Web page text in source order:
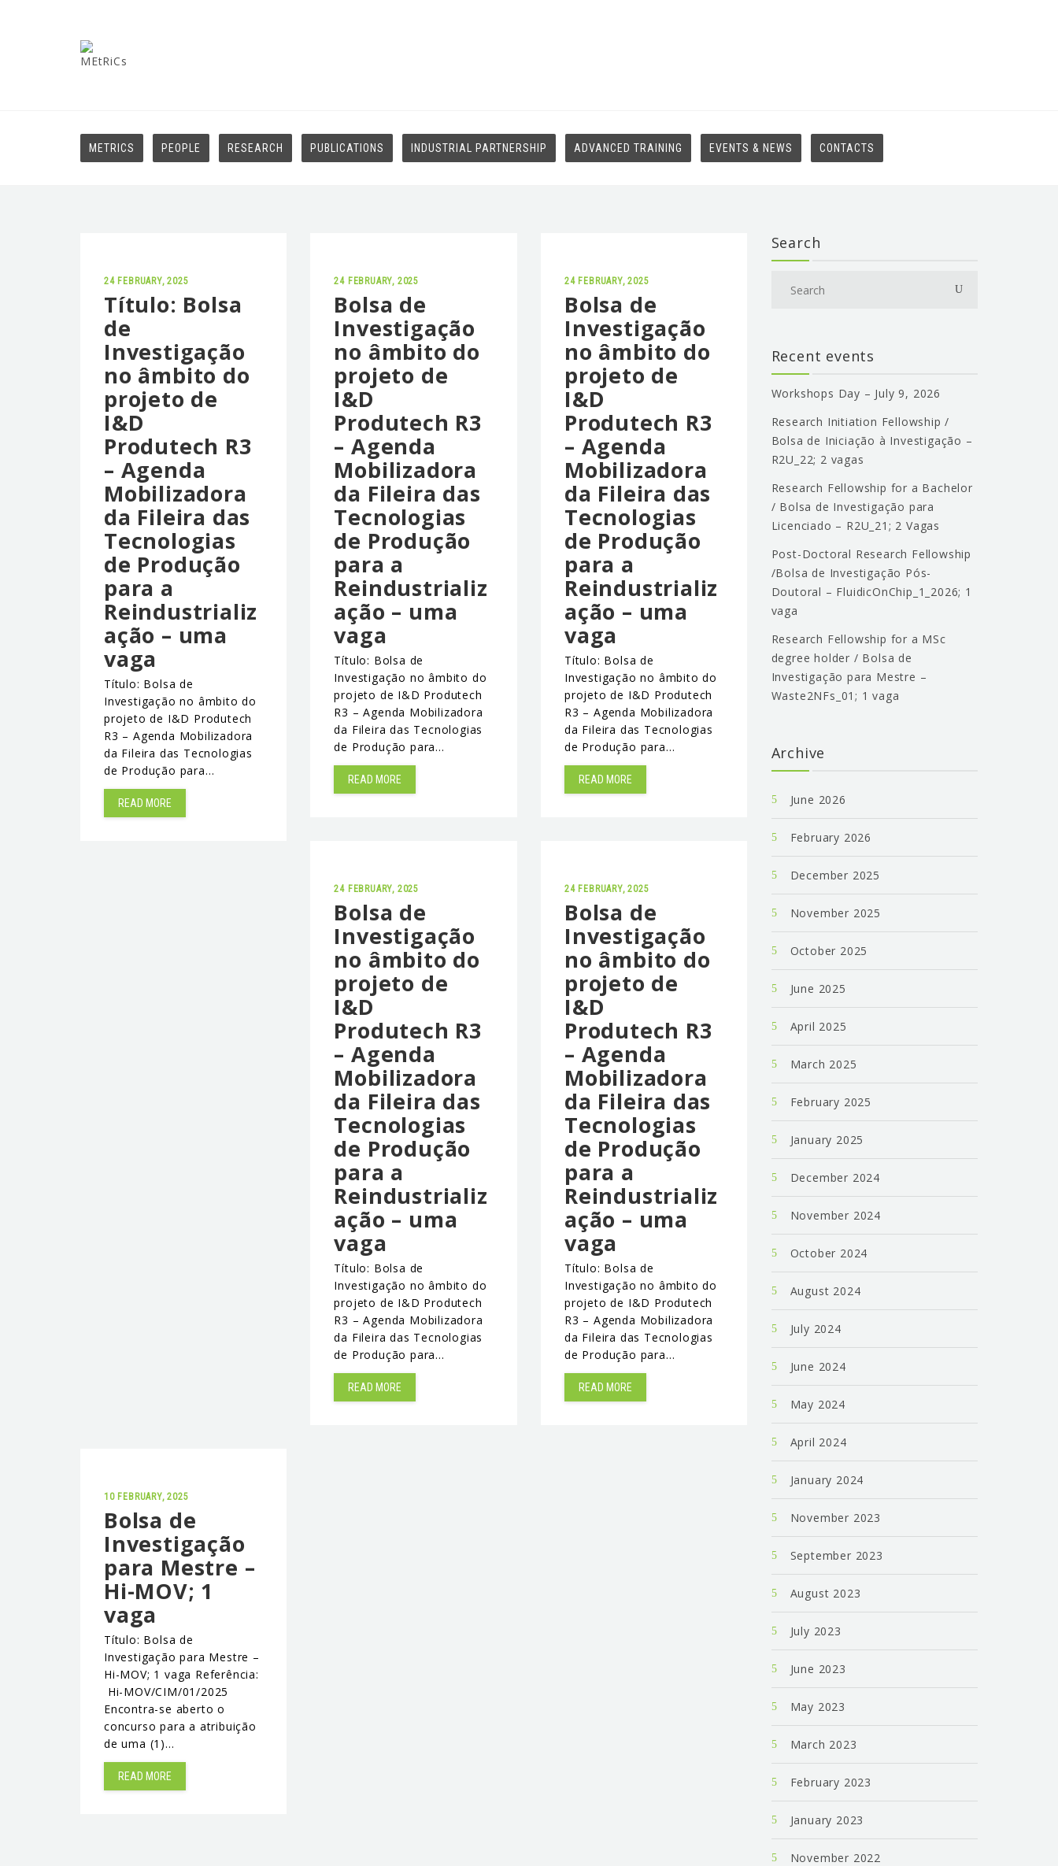
METRICS PEOPLE RESEARCH PUBLICATIONS INDUSTRIAL PARTNERSHIP ADVANCED TRAINING EVENTS & NEWS CONTACTS
24 FEBRUARY, 2025
Título: Bolsa
de
Investigação
no âmbito do
projeto de
I&D
Produtech R3
– Agenda
Mobilizadora
da Fileira das
Tecnologias
de Produção
para a
Reindustrializ
ação – uma
vaga
Título: Bolsa de
Investigação no âmbito do
projeto de I&D Produtech
R3 – Agenda Mobilizadora
da Fileira das Tecnologias
de Produção para…
READ MORE
24 FEBRUARY, 2025
Bolsa de
Investigação
no âmbito do
projeto de
I&D
Produtech R3
– Agenda
Mobilizadora
da Fileira das
Tecnologias
de Produção
para a
Reindustrializ
ação – uma
vaga
Título: Bolsa de
Investigação no âmbito do
projeto de I&D Produtech
R3 – Agenda Mobilizadora
da Fileira das Tecnologias
de Produção para…
READ MORE
24 FEBRUARY, 2025
Bolsa de
Investigação
no âmbito do
projeto de
I&D
Produtech R3
– Agenda
Mobilizadora
da Fileira das
Tecnologias
de Produção
para a
Reindustrializ
ação – uma
vaga
Título: Bolsa de
Investigação no âmbito do
projeto de I&D Produtech
R3 – Agenda Mobilizadora
da Fileira das Tecnologias
de Produção para…
READ MORE
24 FEBRUARY, 2025
Bolsa de
Investigação
no âmbito do
projeto de
I&D
Produtech R3
– Agenda
Mobilizadora
da Fileira das
Tecnologias
de Produção
para a
Reindustrializ
ação – uma
vaga
Título: Bolsa de
Investigação no âmbito do
projeto de I&D Produtech
R3 – Agenda Mobilizadora
da Fileira das Tecnologias
de Produção para…
READ MORE
24 FEBRUARY, 2025
Bolsa de
Investigação
no âmbito do
projeto de
I&D
Produtech R3
– Agenda
Mobilizadora
da Fileira das
Tecnologias
de Produção
para a
Reindustrializ
ação – uma
vaga
Título: Bolsa de
Investigação no âmbito do
projeto de I&D Produtech
R3 – Agenda Mobilizadora
da Fileira das Tecnologias
de Produção para…
READ MORE
10 FEBRUARY, 2025
Bolsa de
Investigação
para Mestre –
Hi-MOV; 1
vaga
Título: Bolsa de
Investigação para Mestre –
Hi-MOV; 1 vaga Referência:
Hi-MOV/CIM/01/2025
Encontra-se aberto o
concurso para a atribuição
de uma (1)…
READ MORE
Search
Recent events
Workshops Day – July 9, 2026
Research Initiation Fellowship /
Bolsa de Iniciação à Investigação –
R2U_22; 2 vagas
Research Fellowship for a Bachelor
/ Bolsa de Investigação para
Licenciado – R2U_21; 2 Vagas
Post-Doctoral Research Fellowship
/Bolsa de Investigação Pós-
Doutoral – FluidicOnChip_1_2026; 1
vaga
Research Fellowship for a MSc
degree holder / Bolsa de
Investigação para Mestre –
Waste2NFs_01; 1 vaga
Archive
June 2026
February 2026
December 2025
November 2025
October 2025
June 2025
April 2025
March 2025
February 2025
January 2025
December 2024
November 2024
October 2024
August 2024
July 2024
June 2024
May 2024
April 2024
January 2024
November 2023
September 2023
August 2023
July 2023
June 2023
May 2023
March 2023
February 2023
January 2023
November 2022